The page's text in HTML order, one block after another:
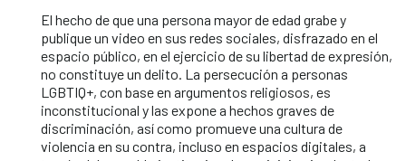
El hecho de que una persona mayor de edad grabe y
publique un video en sus redes sociales, disfrazado en el
espacio público, en el ejercicio de su libertad de expresión,
no constituye un delito. La persecución a personas
LGBTIQ+, con base en argumentos religiosos, es
inconstitucional y las expone a hechos graves de
discriminación, así como promueve una cultura de
violencia en su contra, incluso en espacios digitales, a